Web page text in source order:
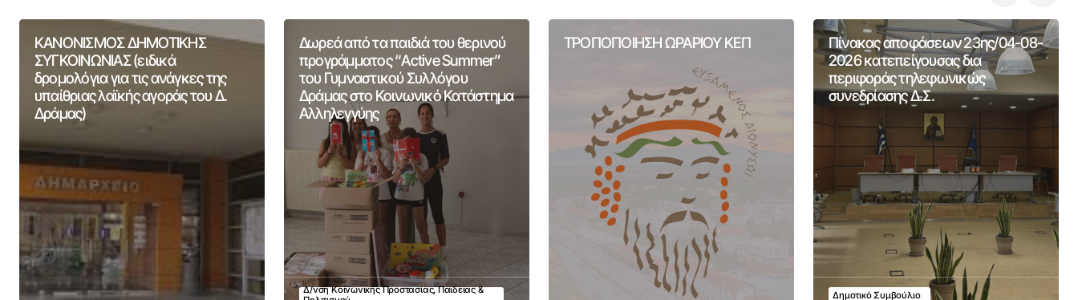
ΚΑΝΟΝΙΣΜΟΣ ΔΗΜΟΤΙΚΗΣ
ΣΥΓΚΟΙΝΩΝΙΑΣ (ειδικά
δρομολόγια για τις ανάγκες της
υπαίθριας λαϊκής αγοράς του Δ.
Δράμας)
Δωρεά από τα παιδιά του θερινού
προγράμματος “Active Summer”
του Γυμναστικού Συλλόγου
Δράμας στο Κοινωνικό Κατάστημα
Αλληλεγγύης
Δ/νση Κοινωνικής Προστασίας, Παιδείας &
ΤΡΟΠΟΠΟΙΗΣΗ ΩΡΑΡΙΟΥ ΚΕΠ
Πίνακας αποφάσεων 23ης/04-08-
2026 κατεπείγουσας δια
περιφοράς τηλεφωνικώς
συνεδρίασης Δ.Σ.
Δημοτικό Συμβούλιο